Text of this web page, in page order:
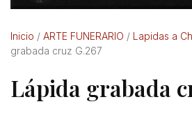
Inicio / ARTE FUNERARIO / Lapidas a
grabada cruz G.267
Lápida grabada